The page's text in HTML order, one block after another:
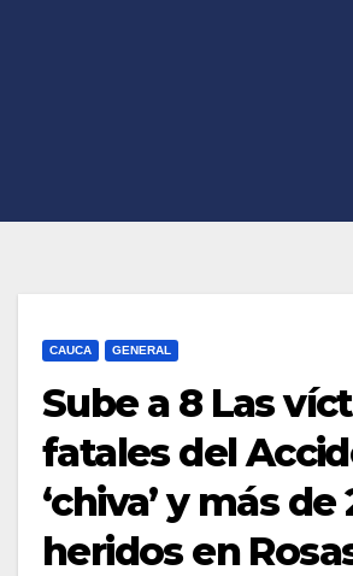
CAUCA GENERAL
Sube a 8 Las
fatales del
‘chiva’ y más de
heridos en